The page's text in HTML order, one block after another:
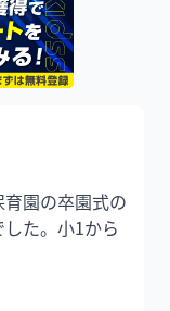
園の卒園式の
た。小1から